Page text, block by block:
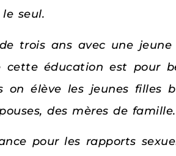
seul.
trois ans avec une
éducation est pour
on élève les jeunes filles
des mères de famille.
pour les rapports